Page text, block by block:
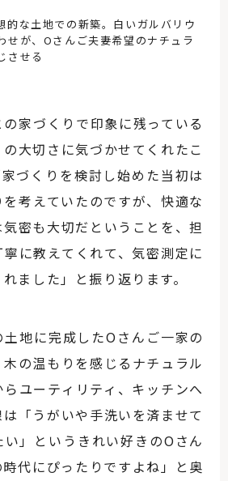
的な土地での新築。白いガルバリウ
せが、Oさんご夫妻希望のナチュラ
させる
家づくりで印象に残っている
大切さに気づかせてくれたこ
づくりを検討し始めた当初は
考えていたのですが、快適な
密も大切だということを、担
に教えてくれて、気密測定に
ました」と振り返ります。
土地に完成したOさんご一家の
の温もりを感じるナチュラル
ユーティリティ、キッチンへ
「うがいや手洗いを済ませて
」というきれい好きのOさん
代にぴったりですよね」と奥